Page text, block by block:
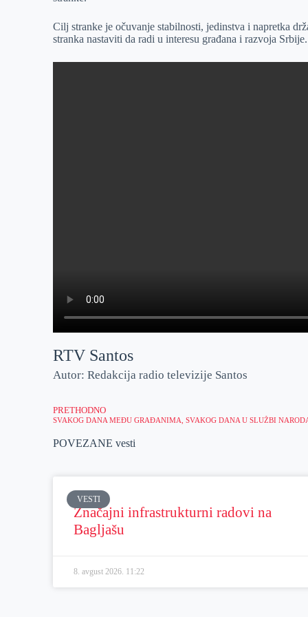
p
p
lCilj stranke je očuvanje stabilnosti, jedinstva i napretka
stranka nastaviti da radi u interesu građana i razvoja Srbije.
RTV Santos
Autor: Redakcija radio televizije Santos
PRETHODNO
SVAKOG DANA MEĐU GRAĐANIMA, SVAKOG DANA U SLUŽBI
POVEZANE vesti
VESTI
Značajni infrastrukturni radovi na
Bagljašu
8. avgust 2026. 11:22